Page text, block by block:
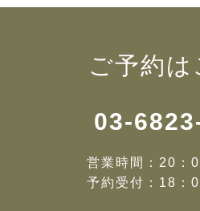
ご予約は
03-
営業時間：20：
予約受付：18：